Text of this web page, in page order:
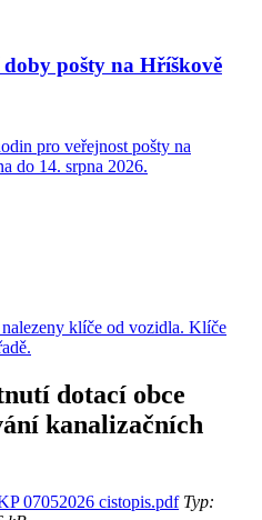
doby pošty na Hříškově
pro veřejnost pošty na
do 14. srpna 2026.
klíče od vozidla. Klíče
dotací obce
kanalizačních
07052026 cistopis.pdfTyp: